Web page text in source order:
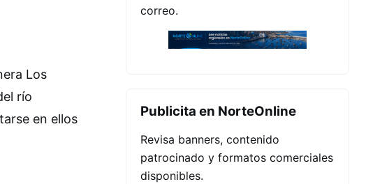
Los
río
en ellos
correo.
Publicita en NorteOnline
Revisa banners, contenido
patrocinado y formatos comerciales
disponibles.